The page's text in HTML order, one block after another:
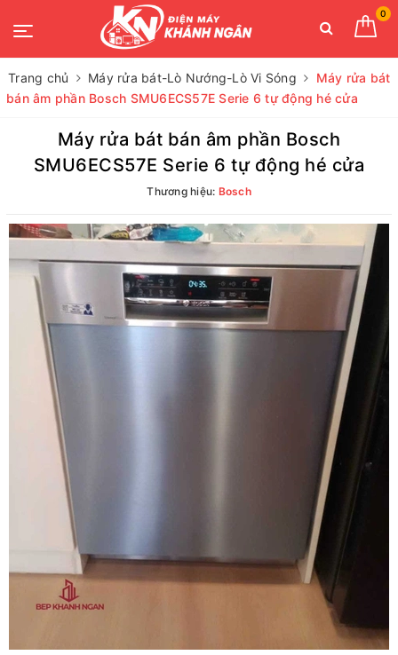
0
Trang chủ Máy rửa bát-Lò Nướng-Lò Vi Sóng
Máy rửa bát
bán âm phần Bosch SMU6ECS57E Serie 6 tự động hé cửa
Máy rửa bát bán âm phần Bosch
SMU6ECS57E Serie 6 tự động hé cửa
Thương hiệu: Bosch